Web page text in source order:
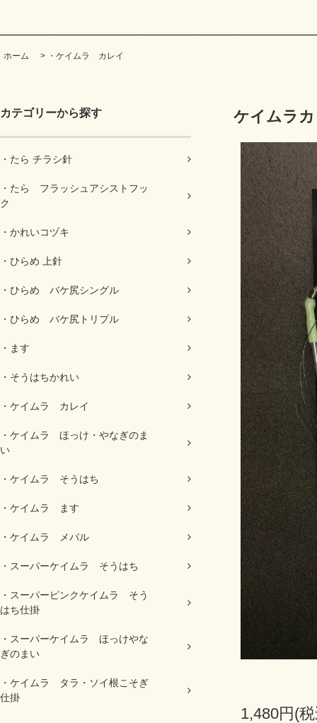
ホーム > ・ケイムラ カレイ
カテゴリーから探す
・たら チラシ針
・たら フラッシュアシストフッ
ク
・かれいコヅキ
・ひらめ 上針
・ひらめ バケ尻シングル
・ひらめ バケ尻トリプル
・ます
・そうはちかれい
・ケイムラ カレイ
・ケイムラ ほっけ・やなぎのま
い
・ケイムラ そうはち
・ケイムラ ます
・ケイムラ メバル
・スーパーケイムラ そうはち
・スーパーピンクケイムラ そう
はち仕掛
・スーパーケイムラ ほっけやな
ぎのまい
・ケイムラ タラ・ソイ根こそぎ
仕掛
ケイムラ
1,480円(